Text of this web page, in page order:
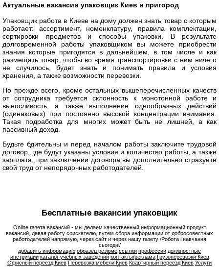
Актуальные вакансии упаковщик Киев и пригород
Упаковщик работа в Киеве на дому должен знать товар с которым
работает: ассортимент, номенклатуру, правила комплектации,
сортировки предметов и способы упаковки. В результате
долговременной работы упаковщиком вы можете приобрести
знания которые пригодятся в дальнейшем, в том числе и как
размещать товар, чтобы во время транспортировки с ним ничего
не случилось, будет знать и понимать правила и условия
хранения, а также возможности перевозки.
Но прежде всего, кроме остальных вышеперечисленных качеств
от сотрудника требуется склонность к монотонной работе и
выносливость, а также выполнение однообразных действий
(одинаковых) при постоянно высокой концентрации внимания.
Такая подработка для многих может быть не лишней, а как
пассивный доход.
Будьте бдительны и перед началом работы заключите трудовой
договор, где будут указаны условия и количество работы, а также
зарплата, при заключении договора вы дополнительно страхуете
свой труд от непорядочных работодателей.
Бесплатные вакансии упаковщик
Online газета вакансий - мы делаем качественный информационный продукт
вакансий, давая работу соискателю, путем сбора информации от добросовестных
работодателей напрямую, через сайт и через нашу газету /Робота і навчання
сьогодні/
добавить информацию образец резюме ссылки профессии должностные
инструкции каталог учебных заведений контакты/реклама Грузоперевозки Киев
Офисный переезд Киев Перевозка мебели Киев Квартирный переезд Киев Услуги